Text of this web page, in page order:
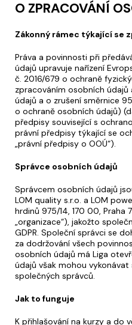
O ZPRACOVÁNÍ
Zákonný rámec týkající se
Práva a povinnosti při
údajů upravuje nařízení
č. 2016/679 o ochraně
zpracováním osobních
údajů a o zrušení směrnice
o ochraně osobních údajů)
předpisy související s
právní předpisy týkající se
„právní předpisy o OOÚ“).
Správce osobních údajů
Správcem osobních údajů
LOM quality s.r.o. a LOM
hrdinů 975/14, 170 00, Praha
„organizace“), jakožto
GDPR. Společní správci se
za dodržování všech
osobních údajů má Liga
údajů však mohou
společných správců.
Jak to funguje
K přihlašování na kurzy a do